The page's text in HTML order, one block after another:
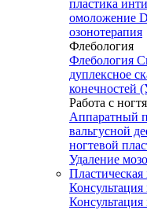
пластика
омоложение
озонотерапия
Флебология
Флебология
дуплексное
конечностей
Работа с
Аппаратный
вальгусной
ногтевой
Удаление
Пластическая
Консультация